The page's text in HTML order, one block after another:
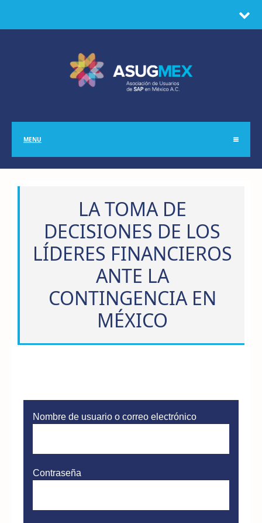
MENU
LA TOMA DE
DECISIONES DE LOS
LÍDERES FINANCIEROS
ANTE LA
CONTINGENCIA EN
MÉXICO
Nombre de usuario o correo electrónico
Contraseña